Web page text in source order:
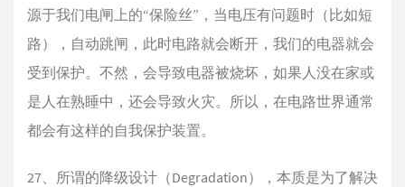
源于我们电闸上的“保险丝”，当电压有问题时（比如短
路），自动跳闸，此时电路就会断开，我们的电器就会
受到保护。不然，会导致电器被烧坏，如果人没在家或
是人在熟睡中，还会导致火灾。所以，在电路世界通常
都会有这样的自我保护装置。
27、所谓的降级设计（Degradation），本质是为了解决